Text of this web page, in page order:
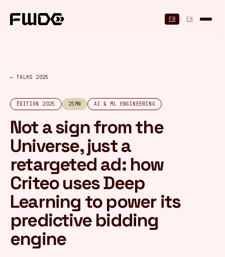
FR / EN
← TALKS 2025
ÉDITION 2025 25MN AI & ML ENGINEERING
Not a sign from the
Universe, just a
retargeted ad: how
Criteo uses Deep
Learning to power its
predictive bidding
engine